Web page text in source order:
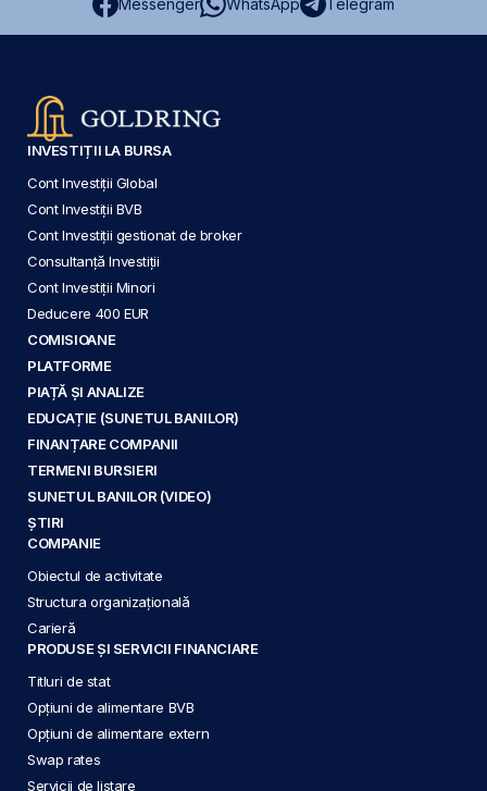
Messenger WhatsApp Telegram
INVESTIȚII LA BURSA
Cont Investiții Global
Cont Investiții BVB
Cont Investiții gestionat de broker
Consultanță Investiții
Cont Investiții Minori
Deducere 400 EUR
COMISIOANE
PLATFORME
PIAȚĂ ȘI ANALIZE
EDUCAȚIE (SUNETUL BANILOR)
FINANȚARE COMPANII
TERMENI BURSIERI
SUNETUL BANILOR (VIDEO)
ȘTIRI
COMPANIE
Obiectul de activitate
Structura organizațională
Carieră
PRODUSE ȘI SERVICII FINANCIARE
Titluri de stat
Opțiuni de alimentare BVB
Opțiuni de alimentare extern
Swap rates
Servicii de listare